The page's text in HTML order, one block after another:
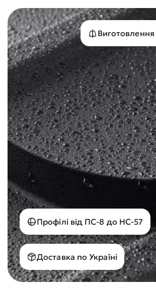
Виготовлення
Профілі від ПС-8 до НС-57
Доставка по Україні